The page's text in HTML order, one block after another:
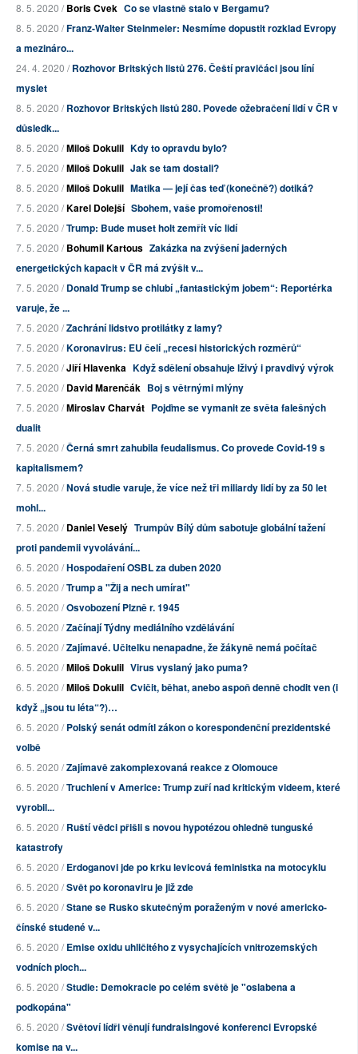
8. 5. 2020 /Boris Cvek Co se vlastně stalo v Bergamu?
8. 5. 2020 /Franz-Walter Steinmeier: Nesmíme dopustit rozklad Evropy
a mezináro...
24. 4. 2020 /Rozhovor Britských listů 276. Čeští pravičáci jsou líní
myslet
8. 5. 2020 /Rozhovor Britských listů 280. Povede ožebračení lidí v ČR v
důsledk...
8. 5. 2020 /Miloš Dokulil Kdy to opravdu bylo?
7. 5. 2020 /Miloš Dokulil Jak se tam dostali?
8. 5. 2020 /Miloš Dokulil Matika — její čas teď (konečně?) dotiká?
7. 5. 2020 /Karel Dolejší Sbohem, vaše promořenosti!
7. 5. 2020 /Trump: Bude muset holt zemřít víc lidí
7. 5. 2020 /Bohumil Kartous Zakázka na zvýšení jaderných
energetických kapacit v ČR má zvýšit v...
7. 5. 2020 /Donald Trump se chlubí „fantastickým jobem“: Reportérka
varuje, že ...
7. 5. 2020 /Zachrání lidstvo protilátky z lamy?
7. 5. 2020 /Koronavirus: EU čelí „recesi historických rozměrů“
7. 5. 2020 /Jiří Hlavenka Když sdělení obsahuje lživý i pravdivý výrok
7. 5. 2020 /David Marenčák Boj s větrnými mlýny
7. 5. 2020 /Miroslav Charvát Pojďme se vymanit ze světa falešných
dualit
7. 5. 2020 /Černá smrt zahubila feudalismus. Co provede Covid-19 s
kapitalismem?
7. 5. 2020 /Nová studie varuje, že více než tři miliardy lidí by za 50 let
mohl...
7. 5. 2020 /Daniel Veselý Trumpův Bílý dům sabotuje globální tažení
proti pandemii vyvolávání...
6. 5. 2020 /Hospodaření OSBL za duben 2020
6. 5. 2020 /Trump a "Žij a nech umírat"
6. 5. 2020 /Osvobození Plzně r. 1945
6. 5. 2020 /Začínají Týdny mediálního vzdělávání
6. 5. 2020 /Zajímavé. Učitelku nenapadne, že žákyně nemá počítač
6. 5. 2020 /Miloš Dokulil Virus vyslaný jako puma?
6. 5. 2020 /Miloš Dokulil Cvičit, běhat, anebo aspoň denně chodit ven (i
když „jsou tu léta“?)…
6. 5. 2020 /Polský senát odmítl zákon o korespondenční prezidentské
volbě
6. 5. 2020 /Zajímavě zakomplexovaná reakce z Olomouce
6. 5. 2020 /Truchlení v Americe: Trump zuří nad kritickým videem, které
vyrobil...
6. 5. 2020 /Ruští vědci přišli s novou hypotézou ohledně tunguské
katastrofy
6. 5. 2020 /Erdoganovi jde po krku levicová feministka na motocyklu
6. 5. 2020 /Svět po koronaviru je již zde
6. 5. 2020 /Stane se Rusko skutečným poraženým v nové americko-
čínské studené v...
6. 5. 2020 /Emise oxidu uhličitého z vysychajících vnitrozemských
vodních ploch...
6. 5. 2020 /Studie: Demokracie po celém světě je "oslabena a
podkopána"
6. 5. 2020 /Světoví lídři věnují fundraisingové konferenci Evropské
komise na v...